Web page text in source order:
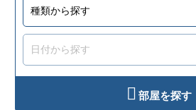
部屋を探す